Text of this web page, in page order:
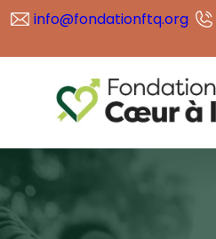
info@fondationftq.org